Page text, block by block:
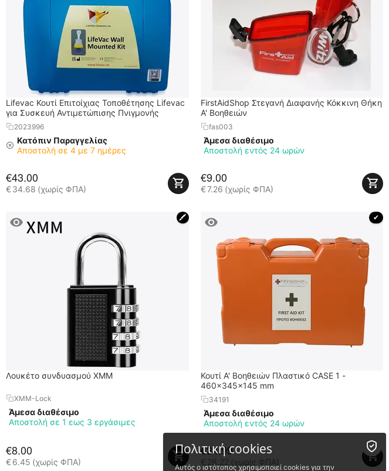
Lifevac Κουτί Επιτοίχιας Τοποθέτησης Lifevac
για Συσκευή Αντιμετώπισης Πνιγμονής
2023996
Κατόπιν Παραγγελίας
Αποστολή σε 4 με 7 ημέρες
€43.00
€34.68 (χωρίς ΦΠΑ)
FirstAidShop Στεγανή Διαφανής Κόκκινη Θήκη
Α' Βοηθειών
fas003
Άμεσα διαθέσιμο
Αποστολή εντός 24 ωρών
€9.00
€7.26 (χωρίς ΦΠΑ)
🖍
Λουκέτο συνδυασμού XMM
XMM-Lock
Άμεσα διαθέσιμο
Αποστολή σε 1 εως 3 εργάσιμες
€8.00
€6.45 (χωρίς ΦΠΑ)
✔
Κουτί Α' Βοηθειών Πλαστικό CASE 1 -
460x345x145 mm
34191
Άμεσα διαθέσιμο
Αποστολή εντός 24 ωρών
€34.99
€ 28.22 (χωρίς ΦΠΑ)
Πολιτική cookies
Αυτός ο ιστότοπος χρησιμοποιεί cookies για την